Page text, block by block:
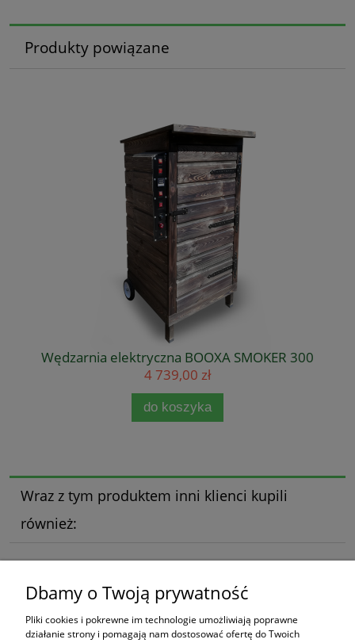
Produkty powiązane
Wędzarnia elektryczna BOOXA SMOKER 300
4 739,00 zł
do koszyka
Wraz z tym produktem inni klienci kupili
również:
Zakupy
Dbamy o Twoją prywatność
Pliki cookies i pokrewne im technologie umożliwiają poprawne
działanie strony i pomagają nam dostosować ofertę do Twoich